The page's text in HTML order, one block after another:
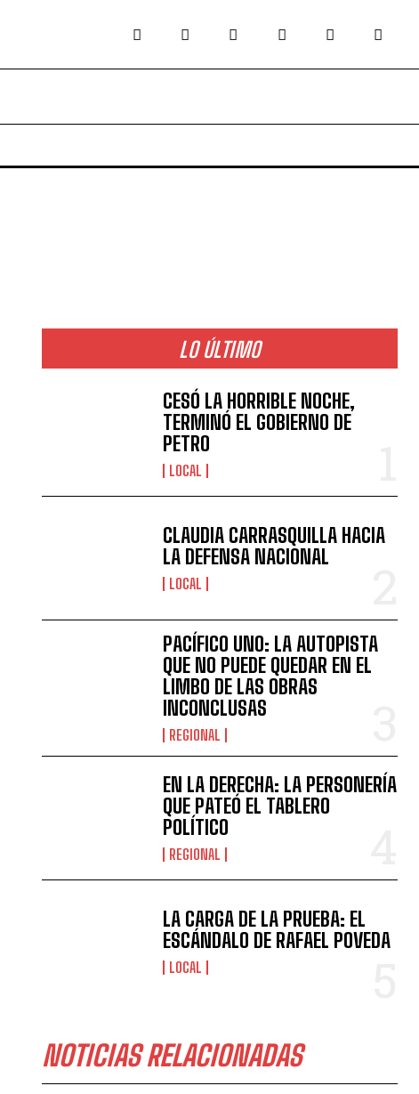
LO ÚLTIMO
CESÓ LA HORRIBLE NOCHE,
TERMINÓ EL GOBIERNO DE
PETRO
LOCAL
CLAUDIA CARRASQUILLA HACIA
LA DEFENSA NACIONAL
LOCAL
PACÍFICO UNO: LA AUTOPISTA
QUE NO PUEDE QUEDAR EN EL
LIMBO DE LAS OBRAS
INCONCLUSAS
REGIONAL
EN LA DERECHA: LA PERSONERÍA
QUE PATEÓ EL TABLERO
POLÍTICO
REGIONAL
LA CARGA DE LA PRUEBA: EL
ESCÁNDALO DE RAFAEL POVEDA
LOCAL
NOTICIAS RELACIONADAS